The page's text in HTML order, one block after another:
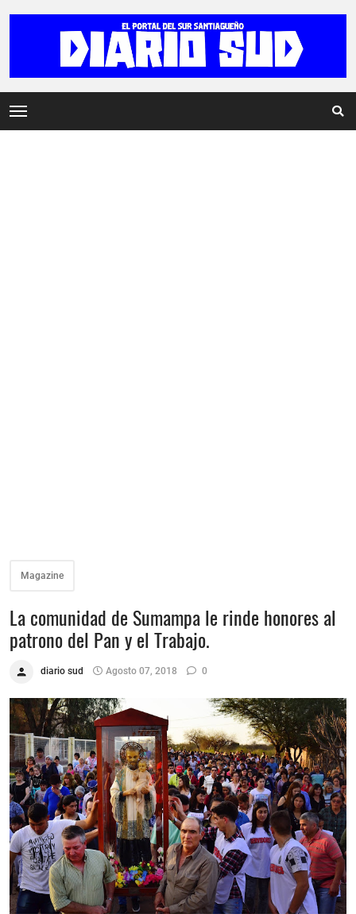
Magazine
La comunidad de Sumampa le rinde honores al
patrono del Pan y el Trabajo.
diario sud Agosto 07, 2018 0